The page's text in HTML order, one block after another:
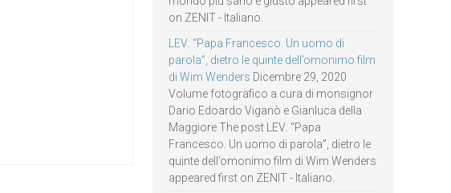
on ZENIT - Italiano.
LEV: “Papa Francesco. Un uomo di
parola”, dietro le quinte dell’omonimo film
di Wim Wenders Dicembre 29, 2020
Volume fotografico a cura di monsignor
Dario Edoardo Viganò e Gianluca della
Maggiore The post LEV: “Papa
Francesco. Un uomo di parola”, dietro le
quinte dell’omonimo film di Wim Wenders
appeared first on ZENIT - Italiano.